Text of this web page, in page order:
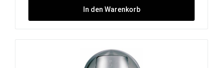
In den Warenkorb